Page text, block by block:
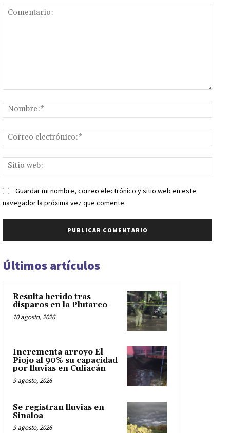
web:
Guardar mi nombre, correo electrónico y sitio web en este
navegador la próxima vez que comente.
Últimos artículos
Resulta herido tras
disparos en la Plutarco
10 agosto, 2026
Incrementa arroyo El
Piojo al 90% su capacidad
por lluvias en Culiacán
9 agosto, 2026
Se registran lluvias en
Sinaloa
9 agosto, 2026